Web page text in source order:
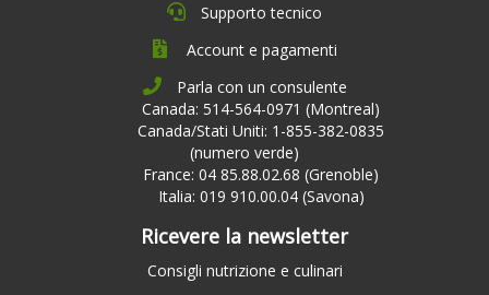
Supporto tecnico
Account e pagamenti
Parla con un consulente
Canada: 514-564-0971 (Montreal)
Canada/Stati Uniti: 1-855-382-0835
(numero verde)
France: 04 85.88.02.68 (Grenoble)
Italia: 019 910.00.04 (Savona)
Ricevere la newsletter
Consigli nutrizione e culinari